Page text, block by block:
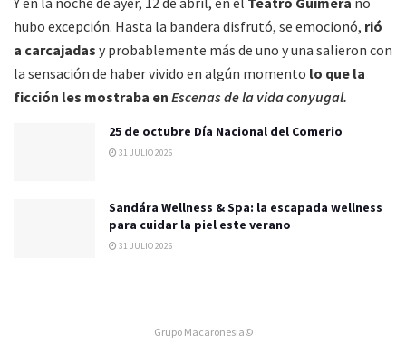
hubo excepción. Hasta la bandera disfrutó, se emocionó, rió
a carcajadas y probablemente más de uno y una salieron con
la sensación de haber vivido en algún momento lo que la
ficción les mostraba en Escenas de la vida conyugal.
25 de octubre Día Nacional del Comerio
31 JULIO 2026
Sandára Wellness & Spa: la escapada wellness
para cuidar la piel este verano
31 JULIO 2026
Grupo Macaronesia©